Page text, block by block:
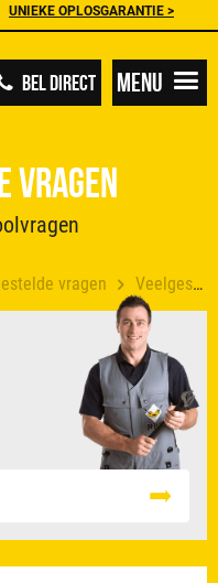
UNIEKE OPLOSGARANTIE >
BEL DIRECT Menu
vragen Veelgestelde rioolvragen
vragen